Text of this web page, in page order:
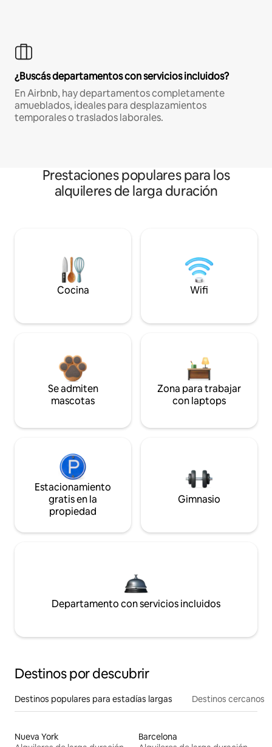
¿Buscás departamentos con servicios incluidos?
En Airbnb, hay departamentos completamente
amueblados, ideales para desplazamientos
temporales o traslados laborales.
Prestaciones populares para los
alquileres de larga duración
Cocina Wifi
Se admiten
mascotas
Zona para trabajar
con laptops
Estacionamiento
gratis en la
propiedad
Gimnasio
Departamento con servicios incluidos
Destinos por descubrir
Destinos populares para estadías largas Destinos cercanos
Nueva York
Barcelona